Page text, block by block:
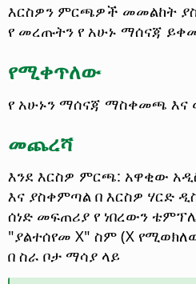
እርስዎን ምርጫዎች መመልከት
የ መረጡትን የ አሁኑ ማሰናጃ
የሚቀጥለው
የ አሁኑን ማሰናጃ ማስቀመጫ
መጨረሻ
እንደ እርስዎ ምርጫ: አዋቂው
እና ያስቀምጣል በ እርስዎ ሃርድ
ሰነድ መፍጠሪያ የ ነበረውን
"ያልተሰየመ X" ስም (X
በ ስራ ቦታ ማሳያ ላይ